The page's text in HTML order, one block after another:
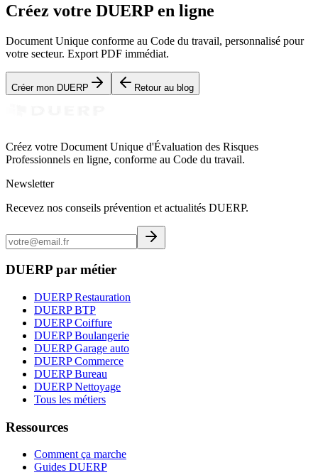
Créez votre DUERP en ligne
Document Unique conforme au Code du travail, personnalisé pour
votre secteur. Export PDF immédiat.
Créer mon DUERP Retour au blog
Créez votre Document Unique d'Évaluation des Risques
Professionnels en ligne, conforme au Code du travail.
Newsletter
Recevez nos conseils prévention et actualités DUERP.
DUERP par métier
DUERP Restauration
DUERP BTP
DUERP Coiffure
DUERP Boulangerie
DUERP Garage auto
DUERP Commerce
DUERP Bureau
DUERP Nettoyage
Tous les métiers
Ressources
Comment ça marche
Guides DUERP